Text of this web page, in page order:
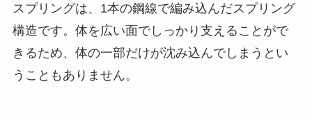
スプリングは、1本の鋼線で編み込んだスプリング
構造です。体を広い面でしっかり支えることがで
きるため、体の一部だけが沈み込んでしまうとい
うこともありません。